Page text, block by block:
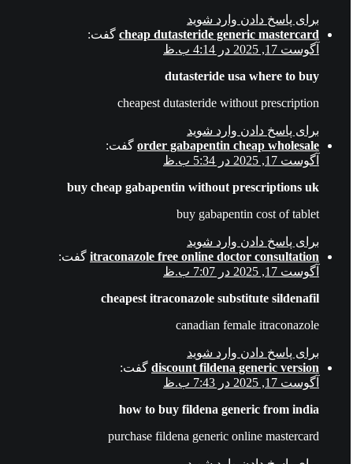
برای پاسخ دادن وارد شوید
cheap dutasteride generic mastercard گفت:
آگوست 17, 2025 در 4:14 ب.ظ
dutasteride usa where to buy
cheapest dutasteride without prescription
برای پاسخ دادن وارد شوید
order gabapentin cheap wholesale گفت:
آگوست 17, 2025 در 5:34 ب.ظ
buy cheap gabapentin without prescriptions uk
buy gabapentin cost of tablet
برای پاسخ دادن وارد شوید
itraconazole free online doctor consultation گفت:
آگوست 17, 2025 در 7:07 ب.ظ
cheapest itraconazole substitute sildenafil
canadian female itraconazole
برای پاسخ دادن وارد شوید
discount fildena generic version گفت:
آگوست 17, 2025 در 7:43 ب.ظ
how to buy fildena generic from india
purchase fildena generic online mastercard